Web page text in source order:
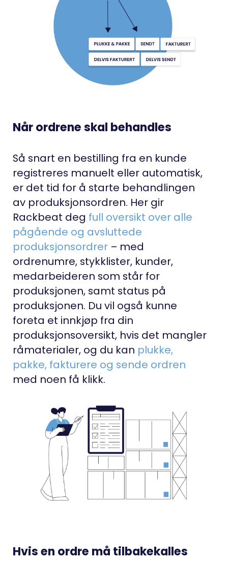
Når ordrene skal behandles
Så snart en bestilling fra en kunde
registreres manuelt eller automatisk,
er det tid for å starte behandlingen
av produksjonsordren. Her gir
Rackbeat deg full oversikt over alle
pågående og avsluttede
produksjonsordrer– med
ordrenumre, stykklister, kunder,
medarbeideren som står for
produksjonen, samt status på
produksjonen. Du vil også kunne
foreta et innkjøp fra din
produksjonsoversikt, hvis det mangler
råmaterialer, og du kan plukke,
pakke, fakturere og sende ordren
med noen få klikk.
Hvis en ordre må tilbakekalles